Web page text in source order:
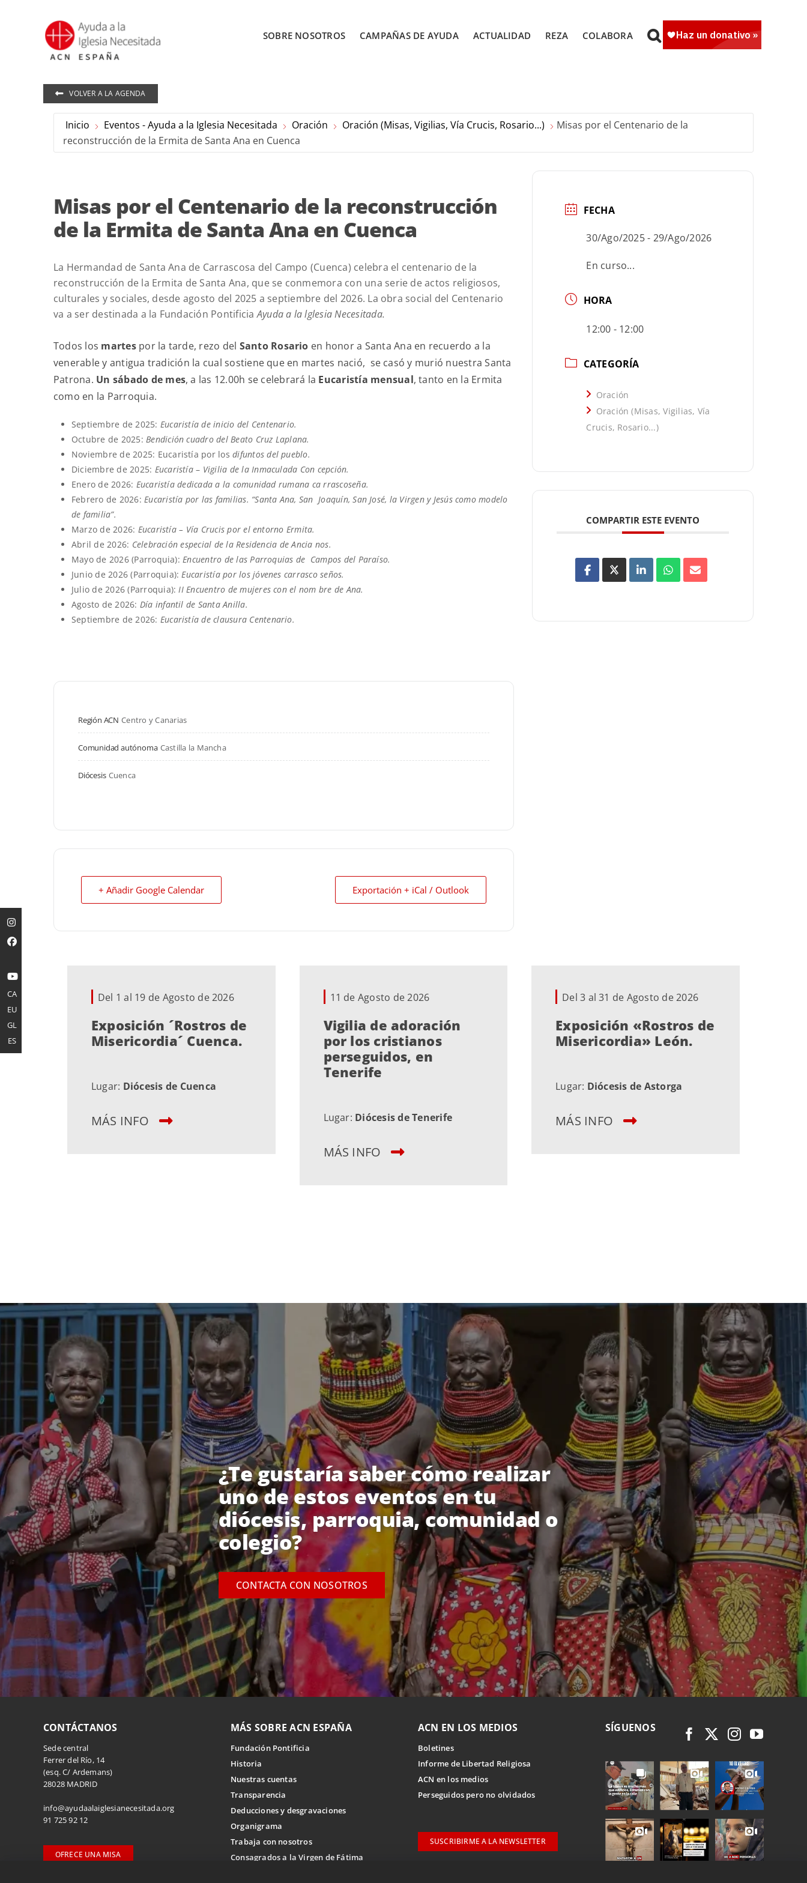
contenido
SOBRE NOSOTROS CAMPAÑAS DE AYUDA ACTUALIDAD REZA COLABORA
VOLVER A LA AGENDA
Inicio Eventos - Ayuda a la Iglesia Necesitada Oración Oración (Misas, Vigilias, Vía Crucis, Rosario...)
Misas por el Centenario de la
reconstrucción de la Ermita de Santa Ana en Cuenca
Misas por el Centenario de la reconstrucción
de la Ermita de Santa Ana en Cuenca
La Hermandad de Santa Ana de Carrascosa del Campo (Cuenca) celebra el centenario de la
reconstrucción de la Ermita de Santa Ana, que se conmemora con una serie de actos religiosos,
culturales y sociales, desde agosto del 2025 a septiembre del 2026. La obra social del Centenario
va a ser destinada a la Fundación PontificiaAyuda a la lglesia Necesitada.
Todos los martes por la tarde, rezo del Santo Rosario en honor a Santa Ana en recuerdo a la
venerable y antigua tradición la cual sostiene que en martes nació, se casó y murió nuestra Santa
Patrona. Un sábado de mes, a las 12.00h se celebrará la Eucaristía mensual, tanto en la Ermita
como en la Parroquia.
Septiembre de 2025: Eucaristía de inicio del Centenario.
Octubre de 2025: Bendición cuadro del Beato Cruz Laplana.
Noviembre de 2025: Eucaristía por losdifuntos del pueblo.
Diciembre de 2025: Eucaristía– Vigilia de la Inmaculada Con cepción.
Enero de 2026: Eucaristía dedicada a la comunidad rumana ca rrascoseña.
Febrero de 2026: Eucaristía por las familias. “Santa Ana, San Joaquín, San José, la Virgen y Jesús como modelo
de familia”.
Marzo de 2026: Eucaristía – Vía Crucis por el entorno Ermita.
Abril de 2026: Celebración especial de la Residencia de Ancia nos.
Mayo de 2026(Parroquia): Encuentro de las Parroquias de Campos del Paraíso.
Junio de 2026(Parroquia): Eucaristía por los jóvenes carrasco seños.
Julio de 2026(Parroquia): II Encuentro de mujeres con el nom bre de Ana.
Agosto de 2026: Día infantil de Santa Anilla.
Septiembre de 2026: Eucaristía de clausura Centenario.
Región ACN Centro y Canarias
Comunidad autónoma Castilla la Mancha
Diócesis Cuenca
+ Añadir Google Calendar Exportación + iCal / Outlook
FECHA
30/Ago/2025- 29/Ago/2026
En curso...
HORA
12:00 - 12:00
CATEGORÍA
Oración
Oración (Misas, Vigilias, Vía
Crucis, Rosario...)
COMPARTIR ESTE EVENTO
Del 1 al 19 de Agosto de 2026
Exposición ´Rostros de
Misericordia´ Cuenca.
Lugar: Diócesis de Cuenca
MÁS INFO
11 de Agosto de 2026
Vigilia de adoración
por los cristianos
perseguidos, en
Tenerife
Lugar: Diócesis de Tenerife
MÁS INFO
Del 3 al 31 de Agosto de 2026
Exposición «Rostros de
Misericordia» León.
Lugar: Diócesis de Astorga
MÁS INFO
¿Te gustaría saber cómo realizar
uno de estos eventos en tu
diócesis, parroquia, comunidad o
colegio?
CONTACTA CON NOSOTROS
CONTÁCTANOS
Sede central
Ferrer del Río, 14
(esq. C/ Ardemans)
28028 MADRID
info@ayudaalaiglesianecesitada.org
91 725 92 12
OFRECE UNA MISA
MÁS SOBRE ACN ESPAÑA
Fundación Pontificia
Historia
Nuestras cuentas
Transparencia
Deducciones y desgravaciones
Organigrama
Trabaja con nosotros
Consagrados a la Virgen de Fátima
ACN EN LOS MEDIOS
Boletines
Informe de Libertad Religiosa
ACN en los medios
Perseguidos pero no olvidados
SUSCRIBIRME A LA NEWSLETTER
SÍGUENOS
CA
EU
GL
ES